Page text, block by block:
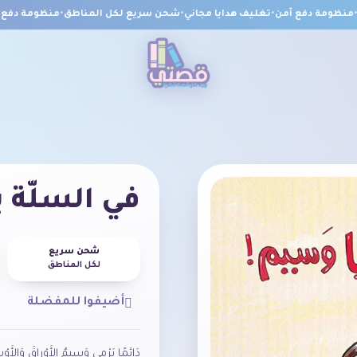
دفع آمن•تغليف هدايا مجاني•شحن سريع لكل المناطق•منظومة دفع
في السلّة
شحن سريع
لكل المناطق
أضيفوا للمفضلة
دَائِمًا يَرْمي وَسيمٌ الأَوْراقَ